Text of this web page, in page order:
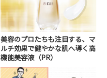
美容のプロたちも注目する、マ
ルチ効果で健やかな肌へ導く高
機能美容液（PR）